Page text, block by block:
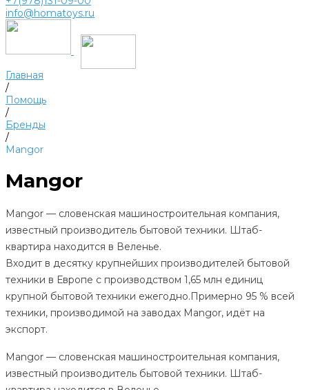
info@homatoys.ru
Главная
/
Помощь
/
Бренды
/
Mangor
Mangor
Mangor — словенская машиностроительная компания,
известный производитель бытовой техники. Штаб-
квартира находится в Веленье.
Входит в десятку крупнейших производителей бытовой
техники в Европе с производством 1,65 млн единиц
крупной бытовой техники ежегодно.Примерно 95 % всей
техники, производимой на заводах Mangor, идёт на
экспорт.
Mangor — словенская машиностроительная компания,
известный производитель бытовой техники. Штаб-